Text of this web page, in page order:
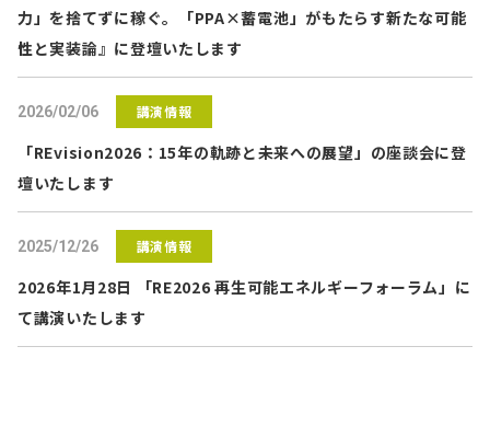
力」を捨てずに稼ぐ。「PPA×蓄電池」がもたらす新たな可能
性と実装論』に登壇いたします
2026/02/06 講演情報
「REvision2026：15年の軌跡と未来への展望」の座談会に登
壇いたします
2025/12/26 講演情報
2026年1月28日 「RE2026 再生可能エネルギーフォーラム」に
て講演いたします